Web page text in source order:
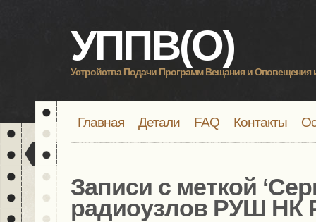
УППВ(О)
Устройства Подачи Программ Вещания и Оповещения
Главная Детали FAQ Контакты
Записи с меткой ‘
радиоузлов РУШ НК